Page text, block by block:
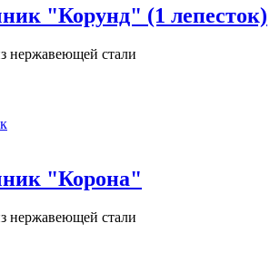
"Корунд" (1 лепесток)
нержавеющей стали
"Корона"
нержавеющей стали